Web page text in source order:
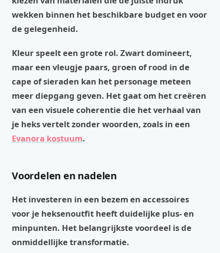
wekken binnen het beschikbare budget en voor
de gelegenheid.
Kleur speelt een grote rol. Zwart domineert,
maar een vleugje paars, groen of rood in de
cape of sieraden kan het personage meteen
meer diepgang geven. Het gaat om het creëren
van een visuele coherentie die het verhaal van
je heks vertelt zonder woorden, zoals in een
Evanora kostuum.
Voordelen en nadelen
Het investeren in een bezem en accessoires
voor je heksenoutfit heeft duidelijke plus- en
minpunten. Het belangrijkste voordeel is de
onmiddellijke transformatie.